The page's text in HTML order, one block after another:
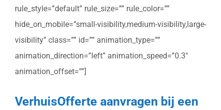
rule_style=”default” rule_size=”” rule_color=””
hide_on_mobile=”small-visibility,medium-visibility,large-
visibility” class=”” id=”” animation_type=””
animation_direction=”left” animation_speed=”0.3″
animation_offset=””]
VerhuisOfferte aanvragen bij een